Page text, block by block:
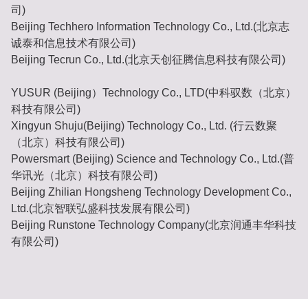
司)
Beijing Techhero Information Technology Co., Ltd.(北京志
诚泰和信息技术有限公司)
Beijing Tecrun Co., Ltd.(北京天创征腾信息科技有限公司)
YUSUR (Beijing）Technology Co., LTD(中科驭数（北京）
科技有限公司)
Xingyun Shuju(Beijing) Technology Co., Ltd. (行云数聚
（北京）科技有限公司)
Powersmart (Beijing) Science and Technology Co., Ltd.(普
华讯光（北京）科技有限公司)
Beijing Zhilian Hongsheng Technology Development Co.,
Ltd.(北京智联弘盛科技发展有限公司)
Beijing Runstone Technology Company(北京润通丰华科技
有限公司)